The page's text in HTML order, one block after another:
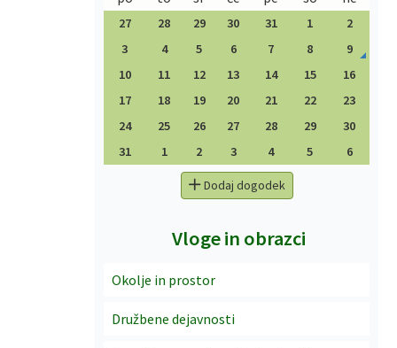
27 28 29 30 31 1
2
3
4 5 6 7 8
9
10
11 12 13 14 15
16
17
18 19 20 21 22
23
24
25 26 27 28 29
30
31
1 2 3 4 5 6
Dodaj dogodek
Vloge in obrazci
Okolje in prostor
Družbene dejavnosti